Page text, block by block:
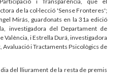
de la col·lecció 'Sense Fronteres';
Mirás, guardonats en la 31a edició
investigadora del Departament de
València, i Estrella Durá, investigadora
i Tractaments Psicològics de
del lliurament de la resta de premis